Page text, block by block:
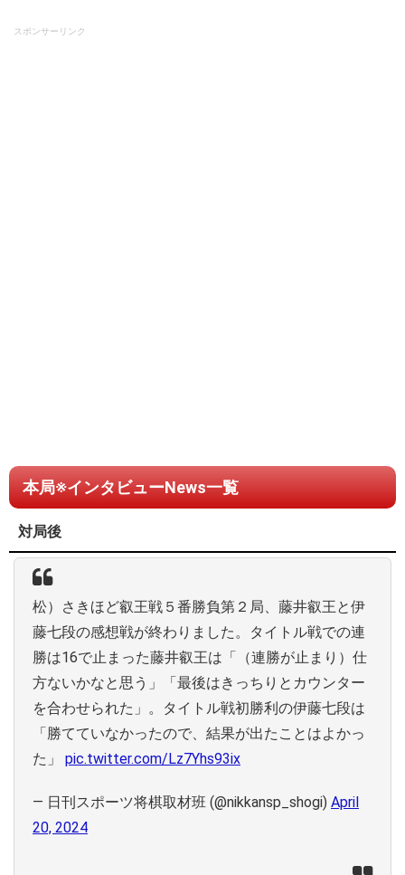
スポンサーリンク
本局※インタビューNews一覧
対局後
松）さきほど叡王戦５番勝負第２局、藤井叡王と伊
藤七段の感想戦が終わりました。タイトル戦での連
勝は16で止まった藤井叡王は「（連勝が止まり）仕
方ないかなと思う」「最後はきっちりとカウンター
を合わせられた」。タイトル戦初勝利の伊藤七段は
「勝てていなかったので、結果が出たことはよかっ
た」 pic.twitter.com/Lz7Yhs93ix
— 日刊スポーツ将棋取材班 (@nikkansp_shogi) April
20, 2024